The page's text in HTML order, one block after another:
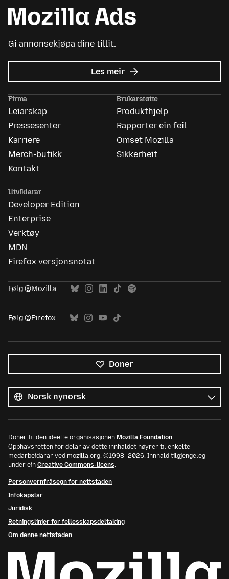
Gi annonsekjøpa dine tillit.
Les meir om
Mozilla
Firma
Leiarskap
Pressesenter
Karriere
Merch-butikk
Kontakt
Brukarstøtte
Produkthjelp
Rapporter ein feil
Omset Mozilla
Sikkerheit
Utviklarar
Developer Edition
Enterprise
Verktøy
MDN
Firefox versjonsnotat
Følg @Mozilla
Følg @Firefox
Doner
språk
Språk
Doner til den ideelle organisasjonen Mozilla Foundation.
Opphavsretten for delar av dette innhaldet høyrer til enkelte
medarbeidarar ved mozilla.org. ©1998–2026. Innhald tilgjengeleg
under ein Creative Commons-licens.
Personvernfråsegn for nettstaden
Infokapslar
Juridisk
Retningslinjer for fellesskapsdeltaking
Om denne nettstaden